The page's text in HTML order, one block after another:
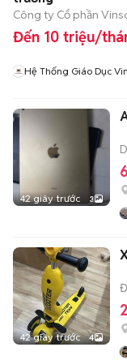
Công ty Cổ phần
Đến 10 triệu/
Hệ Thống Giáo Dục
42 giây trước 3
42 giây trước 4